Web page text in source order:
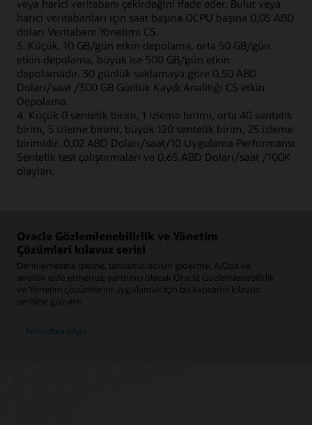
veya harici veritabanı çekirdeğini ifade eder. Bulut veya
harici veritabanları için saat başına OCPU başına 0,05 ABD
doları Veritabanı Yönetimi CS.
3. Küçük, 10 GB/gün etkin depolama, orta 50 GB/gün
etkin depolama, büyük ise 500 GB/gün etkin
depolamadır. 30 günlük saklamaya göre 0,50 ABD
Doları/saat /300 GB Günlük Kaydı Analitiği CS etkin
Depolama.
4. Küçük 0 sentetik birim, 1 izleme birimi, orta 40 sentetik
birim, 5 izleme birimi, büyük 120 sentetik birim, 25 izleme
birimidir. 0,02 ABD Doları/saat/10 Uygulama Performansı
Sentetik test çalıştırmaları ve 0,65 ABD Doları/saat /100K
olayları.
Oracle Gözlemlenebilirlik ve Yönetim
Çözümleri kılavuz serisi
Derinlemesine izleme, tanılama, sorun giderme, AIOps ve
analitik elde etmenize yardımcı olacak Oracle Gözlemlenebilirlik
ve Yönetim çözümlerini uygulamak için bu kapsamlı kılavuz
serisine göz atın.
Kılavuzlara erişin